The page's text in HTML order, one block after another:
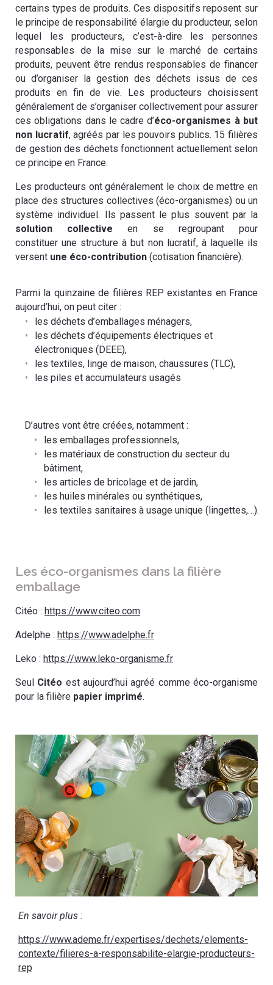
certains types de produits. Ces dispositifs reposent sur
le principe de responsabilité élargie du producteur, selon
lequel les producteurs, c’est-à-dire les personnes
responsables de la mise sur le marché de certains
produits, peuvent être rendus responsables de financer
ou d’organiser la gestion des déchets issus de ces
produits en fin de vie. Les producteurs choisissent
généralement de s’organiser collectivement pour assurer
ces obligations dans le cadre d’éco-organismes à but
non lucratif, agréés par les pouvoirs publics. 15 filières
de gestion des déchets fonctionnent actuellement selon
ce principe en France.
Les producteurs ont généralement le choix de mettre en
place des structures collectives (éco-organismes) ou un
système individuel. Ils passent le plus souvent par la
solution collective en se regroupant pour
constituer une structure à but non lucratif, à laquelle ils
versent une éco-contribution (cotisation financière).
Parmi la quinzaine de filières REP existantes en France
aujourd’hui, on peut citer :
les déchets d’emballages ménagers,
les déchets d’équipements électriques et
électroniques (DEEE),
les textiles, linge de maison, chaussures (TLC),
les piles et accumulateurs usagés
D’autres vont être créées, notamment :
les emballages professionnels,
les matériaux de construction du secteur du
bâtiment,
les articles de bricolage et de jardin,
les huiles minérales ou synthétiques,
les textiles sanitaires à usage unique (lingettes,…).
Les éco-organismes dans la filière
emballage
Citéo : https://www.citeo.com
Adelphe : https://www.adelphe.fr
Leko : https://www.leko-organisme.fr
Seul Citéo est aujourd’hui agréé comme éco-organisme
pour la filière papier imprimé.
En savoir plus :
https://www.ademe.fr/expertises/dechets/elements-
contexte/filieres-a-responsabilite-elargie-producteurs-
rep